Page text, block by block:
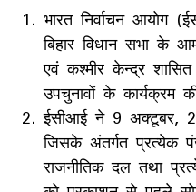
भारत निर्वाचन
बिहार विधान सभा के
एवं कश्मीर केन्द्र
उपचुनावों के कार्यक्रम
ईसीआई ने 9 अक्टूबर,
जिसके अंतर्गत प्रत्येक
राजनीतिक दल तथा